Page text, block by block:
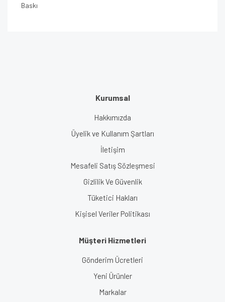
Baskı
Kurumsal
Hakkımızda
Üyelik ve Kullanım Şartları
İletişim
Mesafeli Satış Sözleşmesi
Gizlilik Ve Güvenlik
Tüketici Hakları
Kişisel Veriler Politikası
Müşteri Hizmetleri
Gönderim Ücretleri
Yeni Ürünler
Markalar